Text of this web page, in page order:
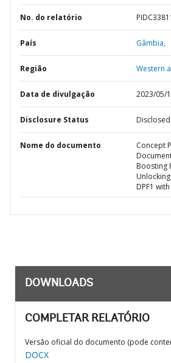
No. do relatório
País Gâmbia,
Região Western
Data de divulgação 2023/05/
Disclosure Status Disclosed
Nome do documento
Concept
Boosting
DPF1
DOWNLOADS
COMPLETAR RELATÓRIO
Versão oficial do documento (pode
DOCX